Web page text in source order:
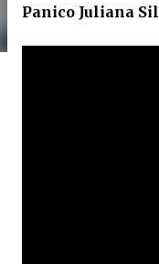
Panico Juliana